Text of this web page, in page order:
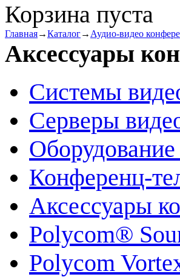
Корзина пуста
Главная→Каталог→ Аудио-видео
Аксессуары
Системы
Серверы
Конференц-
Аксессуары
Polycom®
Polycom